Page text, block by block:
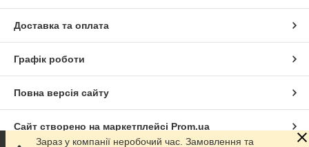
Доставка та оплата
Графік роботи
Повна версія сайту
Сайт створено на маркетплейсі Prom.ua
Зараз у компанії неробочий час. Замовлення та